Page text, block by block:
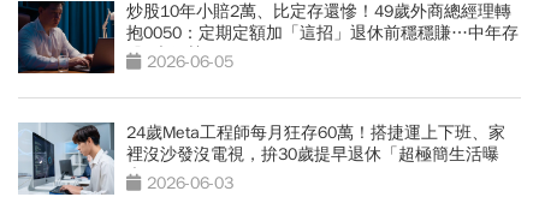
炒股10年小賠2萬、比定存還慘！49歲外商總經理轉
抱0050：定期定額加「這招」退休前穩穩賺…中年存
股3大優勢
2026-06-05
24歲Meta工程師每月狂存60萬！搭捷運上下班、家
裡沒沙發沒電視，拚30歲提早退休「超極簡生活曝
光」2026-06-03